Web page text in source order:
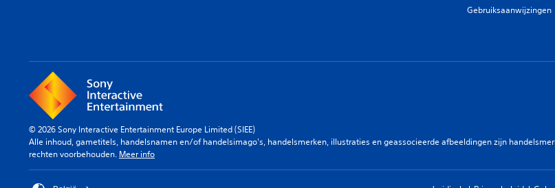
Gebruiksaanwijzingen
© 2026 Sony Interactive Entertainment Europe Limited (SIEE)
Alle inhoud, gametitels, handelsnamen en/of handelsimago's, handelsmerken, illustraties en geassocieerde afbeeldingen zijn
rechten voorbehouden. Meer info